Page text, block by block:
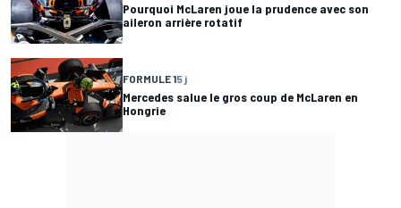
Pourquoi McLaren joue la prudence avec son
aileron arrière rotatif
FORMULE 15 j
Mercedes salue le gros coup de McLaren en
Hongrie